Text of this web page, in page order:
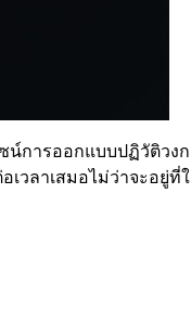
การออกแบบปฏิวัติวง
วลาเสมอไม่ว่าจะอยู่ที่